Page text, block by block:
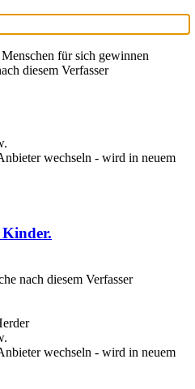
für sich gewinnen
diesem Verfasser
wechseln - wird in neuem
Kinder.
nach diesem Verfasser
wechseln - wird in neuem